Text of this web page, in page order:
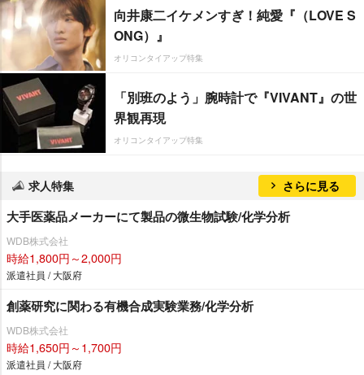
向井康二イケメンすぎ！純愛『（LOVE S
ONG）』
オリコンタイアップ特集
「別班のよう」腕時計で『VIVANT』の世
界観再現
オリコンタイアップ特集
求人特集 さらに見る
大手医薬品メーカーにて製品の微生物試験/化学分析
WDB株式会社
時給1,800円～2,000円
派遣社員 / 大阪府
創薬研究に関わる有機合成実験業務/化学分析
WDB株式会社
時給1,650円～1,700円
派遣社員 / 大阪府